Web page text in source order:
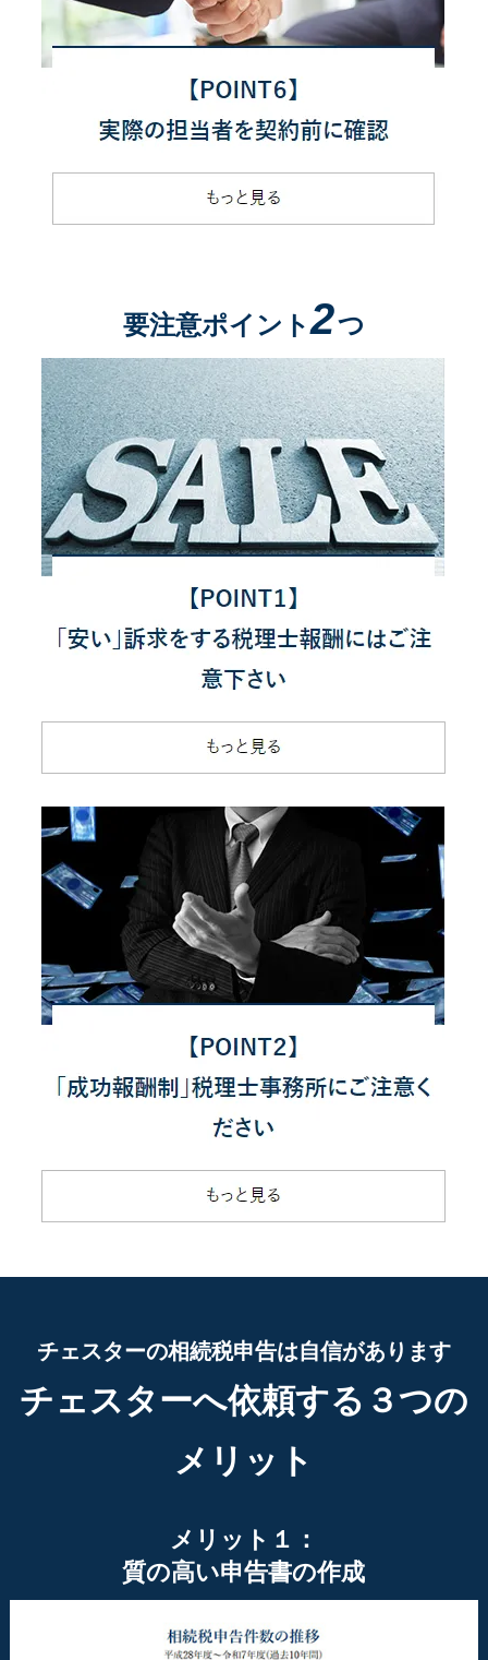
要注意ポイント2つ
チェスターの相続税申告は自信があります
チェスターへ依頼する３つの
メリット
メリット１：
質の高い申告書の作成